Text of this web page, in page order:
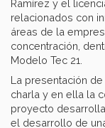
Ramírez y el
relacionados con
áreas de la
concentración,
Modelo Tec 21.
La presentación
charla y en ella la
proyecto
el desarrollo de